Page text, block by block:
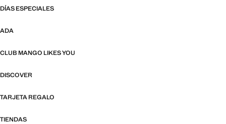
DÍAS ESPECIALES
ADA
CLUB MANGO LIKES YOU
DISCOVER
TARJETA REGALO
TIENDAS